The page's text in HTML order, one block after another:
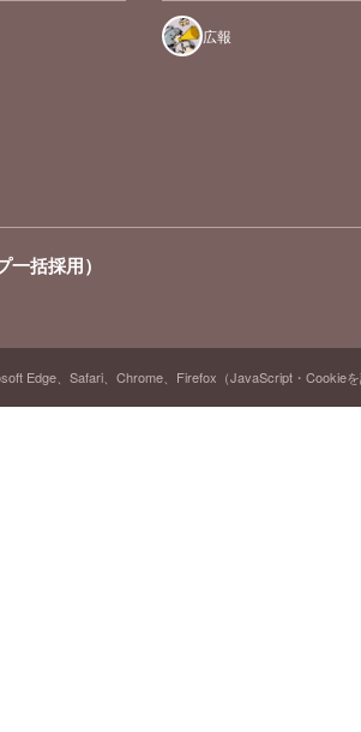
広報
括採用）
Edge、Safari、Chrome、Firefox（JavaScript・Cookie